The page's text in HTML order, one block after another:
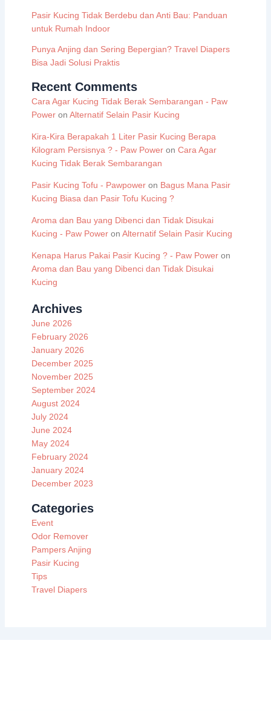
Pasir Kucing Tidak Berdebu dan Anti Bau: Panduan
untuk Rumah Indoor
Punya Anjing dan Sering Bepergian? Travel Diapers
Bisa Jadi Solusi Praktis
Recent Comments
Cara Agar Kucing Tidak Berak Sembarangan - Paw
Poweron Alternatif Selain Pasir Kucing
Kira-Kira Berapakah 1 Liter Pasir Kucing Berapa
Kilogram Persisnya ? - Paw Poweron Cara Agar
Kucing Tidak Berak Sembarangan
Pasir Kucing Tofu - Pawpoweron Bagus Mana Pasir
Kucing Biasa dan Pasir Tofu Kucing ?
Aroma dan Bau yang Dibenci dan Tidak Disukai
Kucing - Paw Poweron Alternatif Selain Pasir Kucing
Kenapa Harus Pakai Pasir Kucing ? - Paw Poweron
Aroma dan Bau yang Dibenci dan Tidak Disukai
Kucing
Archives
June 2026
February 2026
January 2026
December 2025
November 2025
September 2024
August 2024
July 2024
June 2024
May 2024
February 2024
January 2024
December 2023
Categories
Event
Odor Remover
Pampers Anjing
Pasir Kucing
Tips
Travel Diapers